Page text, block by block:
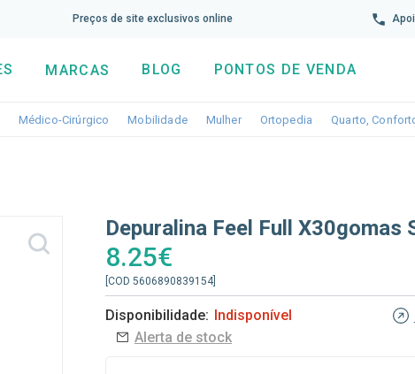
Preços de site exclusivos online
MARCAS BLOG PONTOS DE VENDA
Toggle dropdown
Médico-Cirúrgico Toggle dropdown
Mobilidade Toggle dropdown
Mulher Toggle dropdown
Ortopedia Toggle dropdown
Quarto,
newsletter e tenha 5% de desconto direto
Depuralina Feel Full X30gomas
8.25€
[COD 5606890839154]
Disponibilidade: Indisponível
Alerta de stock